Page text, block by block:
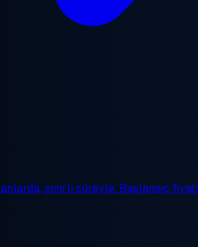
sınırlı süreyle. Başlangıç fiyatı